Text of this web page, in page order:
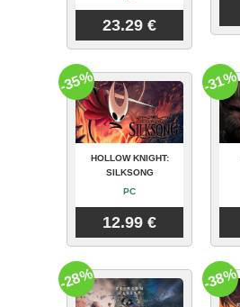
23.29 €
HOLLOW KNIGHT:
SILKSONG
PC
12.99 €
-35% -31%
-28% -38%